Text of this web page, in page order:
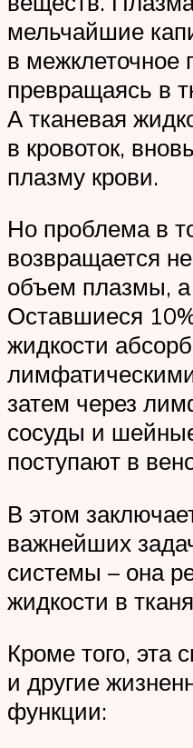
мельчайшие
в межклеточное
превращаясь в
А тканевая
в кровоток,
плазму крови.
Но проблема в
возвращается
объем плазмы,
Оставшиеся
жидкости
затем через
сосуды и
поступают в
В этом
важнейших
системы – она
жидкости в
Кроме того, эта
и другие
функции: